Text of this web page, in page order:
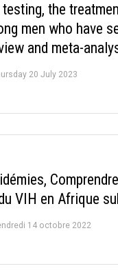
the
men who have
and meta-
20 July 2023
VIH en Afrique
14 octobre 2022